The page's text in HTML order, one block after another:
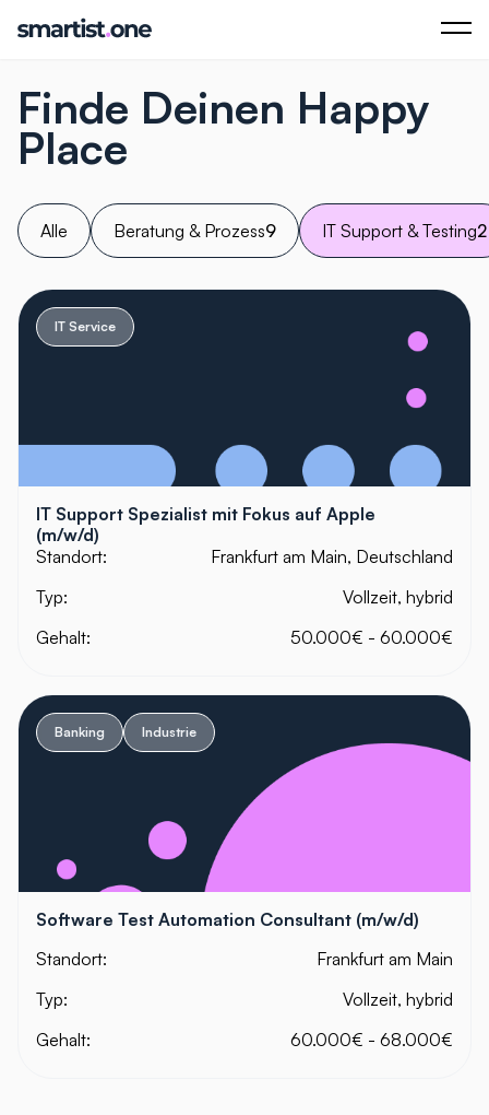
Finde Deinen Happy
Place
Alle Beratung & Prozess9 IT Support & Testing2
IT Service
IT Support Spezialist mit Fokus auf Apple
(m/w/d)
Standort:
Frankfurt am Main, Deutschland
Typ:
Vollzeit, hybrid
Gehalt:
50.000€ - 60.000€
Banking Industrie
Software Test Automation Consultant (m/w/d)
Standort:
Frankfurt am Main
Typ:
Vollzeit, hybrid
Gehalt:
60.000€ - 68.000€